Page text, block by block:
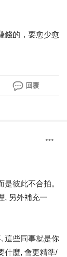
錢的，要愈少愈
回覆
彼此不合拍。
, 另外補充一
這些同事就是你
什麼, 會更精準/